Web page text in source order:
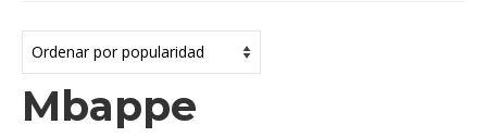
Actividades
Imágenes
Mbappe